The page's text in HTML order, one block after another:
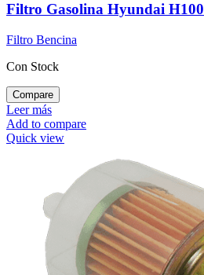
Filtro Gasolina Hyundai H100
Filtro Bencina
Con Stock
Compare
Leer más
Add to compare
Quick view